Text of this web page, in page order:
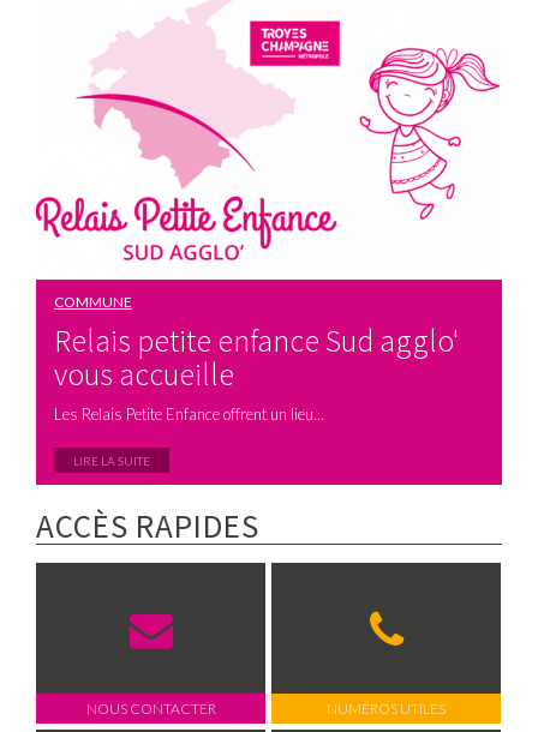
COMMUNE
Relais petite enfance Sud agglo'
vous accueille
Les Relais Petite Enfance offrent un lieu...
LIRE LA SUITE
ACCÈS RAPIDES
NOUS CONTACTER NUMÉROS UTILES